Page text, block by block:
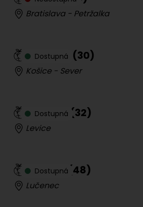
Bratislava - Petržalka
Dostupná
Vášnivá (30)
Košice - Sever
Dostupná
Lucinka (32)
Levice
Dostupná
Sandra (48)
Lučenec